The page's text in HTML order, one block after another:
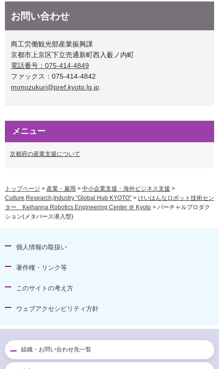
お問い合わせ
商工労働観光部産業振興課
京都市上京区下立売通新町西入薮ノ内町
電話番号：075-414-4849
ファックス：075-414-4842
monozukuri@pref.kyoto.lg.jp
メニュー
京都府の産業支援について
トップページ > 産業・雇用 > 中小企業支援・海外ビジネス支援 >
Culture,Research,Industry "Global Hub KYOTO" > けいはんなロボット技術セン
ター Keihanna Robotics Engineering Center ＠ Kyoto > バーチャルプロダク
ション(メタバース潜入型)
個人情報の取扱い
著作権・リンク等
このサイトの考え方
ウェブアクセシビリティ方針
組織・お問い合わせ先一覧